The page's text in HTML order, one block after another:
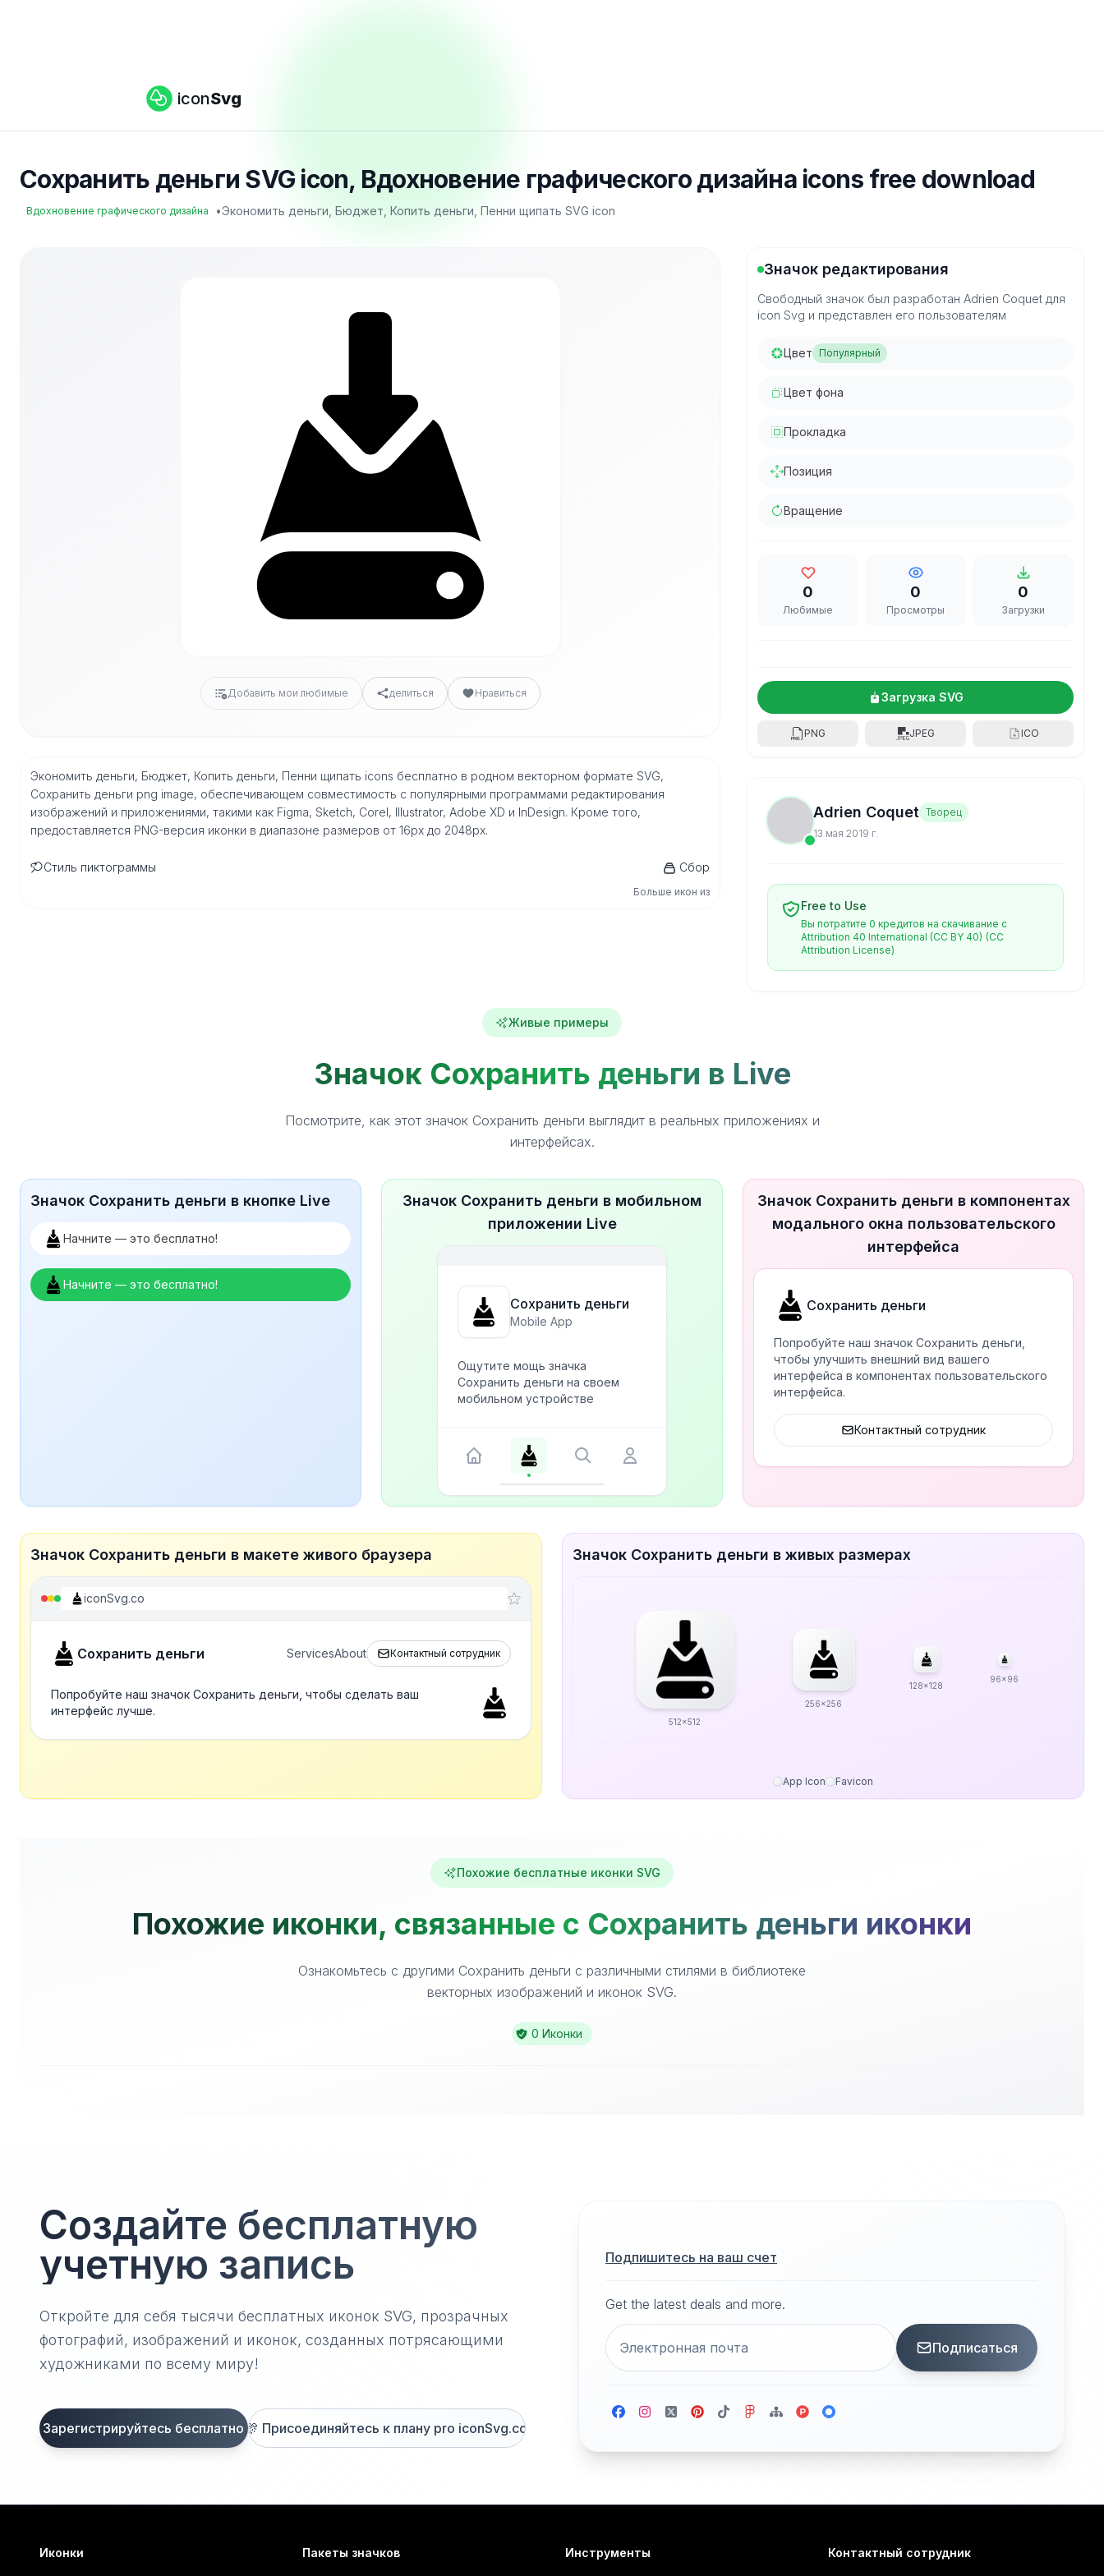
iconSvg
Сохранить деньги SVG icon, Вдохновение графического дизайна icons free download
Вдохновение графического дизайна •Экономить деньги, Бюджет, Копить деньги, Пенни щипать SVG icon
Добавить мои любимые делиться Нравиться
Экономить деньги, Бюджет, Копить деньги, Пенни щипать icons бесплатно в родном векторном формате SVG,
Сохранить деньги png image, обеспечивающем совместимость с популярными программами редактирования
изображений и приложениями, такими как Figma, Sketch, Corel, Illustrator, Adobe XD и InDesign. Кроме того,
предоставляется PNG-версия иконки в диапазоне размеров от 16px до 2048px.
Стиль пиктограммы Сбор
Больше икон из
Значок редактирования
Свободный значок был разработан Adrien Coquet для
icon Svg и представлен его пользователям
Цвет Популярный
Цвет фона
Прокладка
Позиция
Вращение
0
Любимые
0
Просмотры
0
Загрузки
Загрузка SVG
PNG JPEG ICO
Adrien Coquet Творец
13 мая 2019 г.
Free to Use
Вы потратите 0 кредитов на скачивание с
Attribution 40 International (CC BY 40) (CC
Attribution License)
Живые примеры
Значок Сохранить деньги в Live
Посмотрите, как этот значок Сохранить деньги выглядит в реальных приложениях и
интерфейсах.
Значок Сохранить деньги в кнопке Live
Начните — это бесплатно!
Начните — это бесплатно!
Значок Сохранить деньги в мобильном
приложении Live
Сохранить деньги
Mobile App
Ощутите мощь значка
Сохранить деньги на своем
мобильном устройстве
Значок Сохранить деньги в компонентах
модального окна пользовательского
интерфейса
Сохранить деньги
Попробуйте наш значок Сохранить деньги,
чтобы улучшить внешний вид вашего
интерфейса в компонентах пользовательского
интерфейса.
Контактный сотрудник
Значок Сохранить деньги в макете живого браузера
iconSvg.co
Сохранить деньги ServicesAbout Контактный сотрудник
Попробуйте наш значок Сохранить деньги, чтобы сделать ваш
интерфейс лучше.
Значок Сохранить деньги в живых размерах
512x512
256x256
128x128
96x96
App Icon Favicon
Похожие бесплатные иконки SVG
Похожие иконки, связанные с Сохранить деньги иконки
Ознакомьтесь с другими Сохранить деньги с различными стилями в библиотеке
векторных изображений и иконок SVG.
0 Иконки
Создайте бесплатную
учетную запись
Откройте для себя тысячи бесплатных иконок SVG, прозрачных
фотографий, изображений и иконок, созданных потрясающими
художниками по всему миру!
Зарегистрируйтесь бесплатно 🎊 Присоединяйтесь к плану pro iconSvg.co
Подпишитесь на ваш счет
Get the latest deals and more.
Подписаться
Иконки Пакеты значков Инструменты Контактный сотрудник